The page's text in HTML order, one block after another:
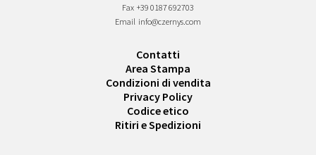
Fax +39 0187 692703
Email info@czernys.com
Contatti
Area Stampa
Condizioni di vendita
Privacy Policy
Codice etico
Ritiri e Spedizioni